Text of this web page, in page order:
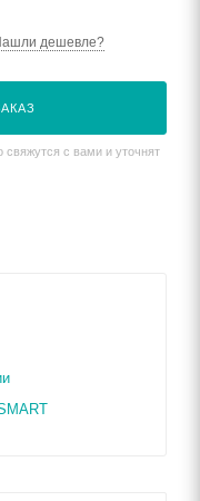
дешевле?
с вами и уточнят